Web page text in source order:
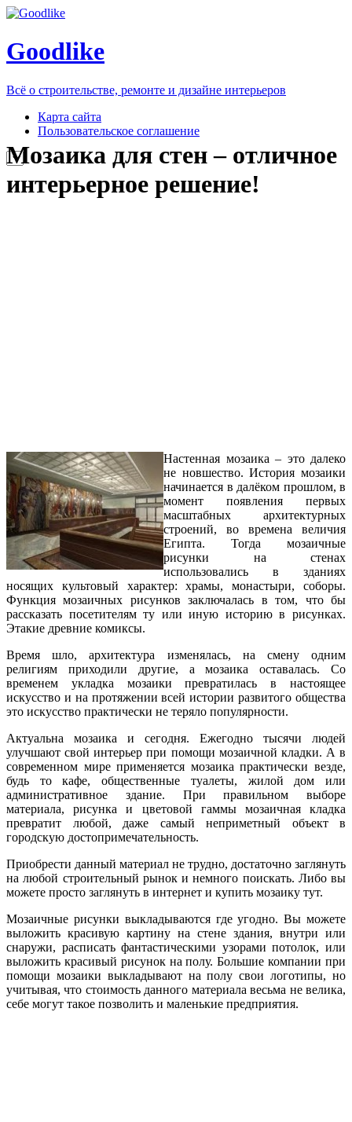
Goodlike
Всё о строительстве, ремонте и дизайне интерьеров
Карта сайта
Пользовательское соглашение
Мозаика для стен – отличное
интерьерное решение!
Настенная мозаика – это далеко
не новшество. История мозаики
начинается в далёком прошлом, в
момент появления первых
масштабных архитектурных
строений, во времена величия
Египта. Тогда мозаичные
рисунки на стенах
использовались в зданиях
носящих культовый характер: храмы, монастыри, соборы.
Функция мозаичных рисунков заключалась в том, что бы
рассказать посетителям ту или иную историю в рисунках.
Этакие древние комиксы.
Время шло, архитектура изменялась, на смену одним
религиям приходили другие, а мозаика оставалась. Со
временем укладка мозаики превратилась в настоящее
искусство и на протяжении всей истории развитого общества
это искусство практически не теряло популярности.
Актуальна мозаика и сегодня. Ежегодно тысячи людей
улучшают свой интерьер при помощи мозаичной кладки. А в
современном мире применяется мозаика практически везде,
будь то кафе, общественные туалеты, жилой дом или
административное здание. При правильном выборе
материала, рисунка и цветовой гаммы мозаичная кладка
превратит любой, даже самый неприметный объект в
городскую достопримечательность.
Приобрести данный материал не трудно, достаточно заглянуть
на любой строительный рынок и немного поискать. Либо вы
можете просто заглянуть в интернет и купить мозаику тут.
Мозаичные рисунки выкладываются где угодно. Вы можете
выложить красивую картину на стене здания, внутри или
снаружи, расписать фантастическими узорами потолок, или
выложить красивый рисунок на полу. Большие компании при
помощи мозаики выкладывают на полу свои логотипы, но
учитывая, что стоимость данного материала весьма не велика,
себе могут такое позволить и маленькие предприятия.